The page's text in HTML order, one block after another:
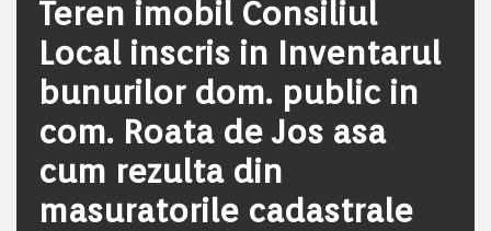
Teren imobil Consiliul
Local inscris in Inventarul
bunurilor dom. public in
com. Roata de Jos asa
cum rezulta din
masuratorile cadastrale